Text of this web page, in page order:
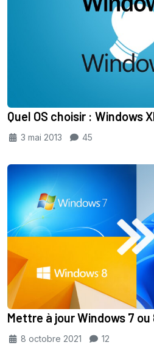
Quel OS choisir : Windows
3 mai 2013 45
Mettre à jour Windows 7 ou
8 octobre 2021 12